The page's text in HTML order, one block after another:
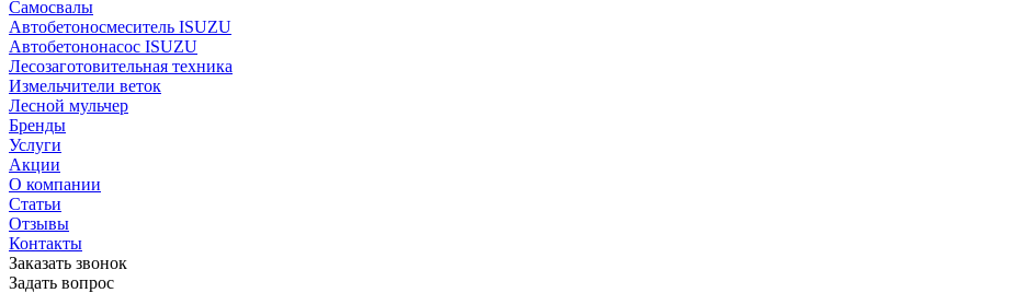
Самосвалы
Автобетоносмеситель ISUZU
Автобетононасос ISUZU
Лесозаготовительная техника
Измельчители веток
Лесной мульчер
Бренды
Услуги
Акции
О компании
Статьи
Отзывы
Контакты
Заказать звонок
Задать вопрос